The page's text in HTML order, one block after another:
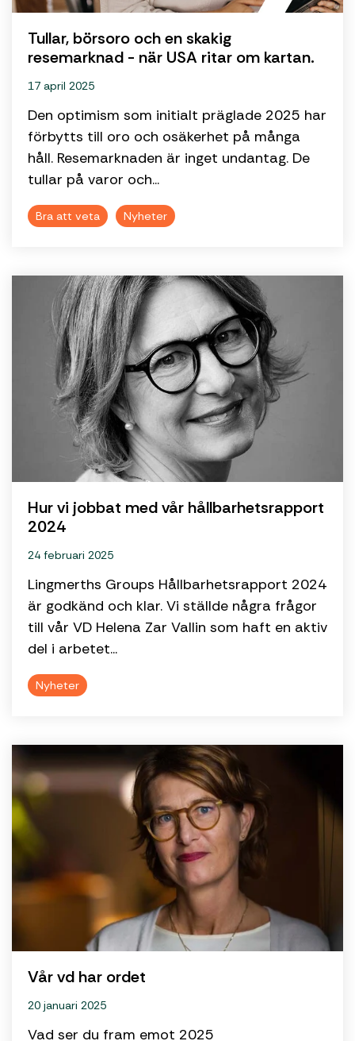
Tullar, börsoro och en skakig
resemarknad - när USA ritar om kartan.
17 april 2025
Den optimism som initialt präglade 2025 har
förbytts till oro och osäkerhet på många
håll. Resemarknaden är inget undantag. De
tullar på varor och...
Bra att veta Nyheter
Hur vi jobbat med vår hållbarhetsrapport
2024
24 februari 2025
Lingmerths Groups Hållbarhetsrapport 2024
är godkänd och klar. Vi ställde några frågor
till vår VD Helena Zar Vallin som haft en aktiv
del i arbetet...
Nyheter
Vår vd har ordet
20 januari 2025
Vad ser du fram emot 2025